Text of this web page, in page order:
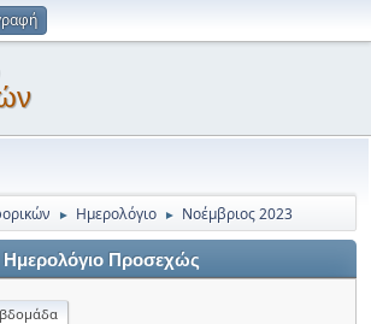
► Ημερολόγιο ► Νοέμβριος 2023
Ημερολόγιο Προσεχώς